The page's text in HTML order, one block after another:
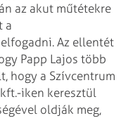
az akut műtétekre
a
Az ellentét
Papp Lajos több
hogy a Szívcentrum
kft.-iken keresztül
oldják meg,